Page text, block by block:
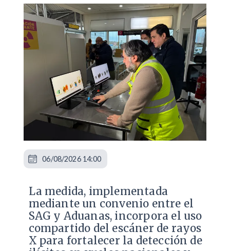
La medida, implementada
mediante un convenio entre el
SAG y Aduanas, incorpora el uso
compartido del escáner de rayos
X para fortalecer la detección de
06/08/2026 14:00